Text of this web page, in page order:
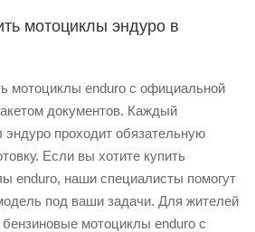
мотоциклы эндуро в
мотоциклы enduro с официальной
документов. Каждый
эндуро проходит обязательную
Если вы хотите купить
enduro, наши специалисты помогут
под ваши задачи. Для жителей
мотоциклы enduro с